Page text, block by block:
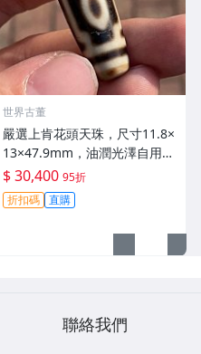
世界古董
嚴選上肯花頭天珠，尺寸11.8×
13×47.9mm，油潤光澤自用佳
品 帝王四眼天珠、斷補裝飾收
藏級別 四眼天珠、老料天珠、
帝王天珠
$ 30,400 95折
折扣碼 直購
聯絡我們